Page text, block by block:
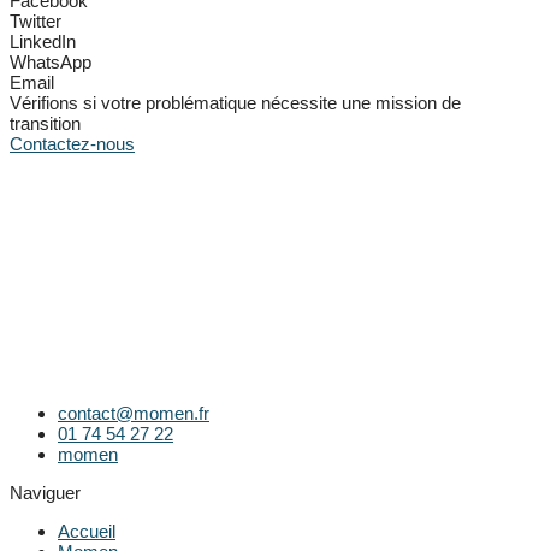
Twitter
LinkedIn
WhatsApp
Email
Vérifions si votre problématique nécessite une mission de
transition
Contactez-nous
contact@momen.fr
01 74 54 27 22
momen
Naviguer
Accueil